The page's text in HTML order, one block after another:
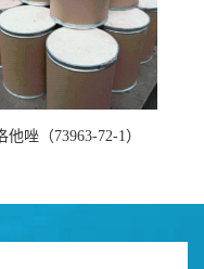
他唑（73963-72-1）